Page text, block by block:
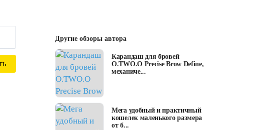
Другие обзоры автора
Карандаш для бровей
O.TWO.O Precise Brow Define,
механиче...
Мега удобный и практичный
кошелек маленького размера
от б...